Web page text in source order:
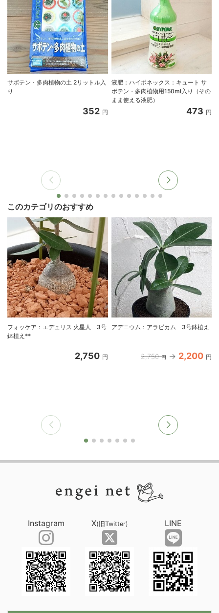
サボテン・多肉植物の土 2リットル入
り
352 円
液肥：ハイポネックス：キュート サ
ボテン・多肉植物用150ml入り（その
まま使える液肥）
473 円
このカテゴリのおすすめ
フォッケア：エデュリス 火星人 3号
鉢植え**
2,750 円
アデニウム：アラビカム 3号鉢植え
2,750 円 2,200 円
Instagram X(旧Twitter) LINE